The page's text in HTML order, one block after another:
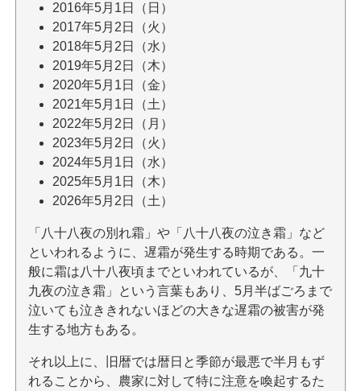
2016年5月1日（日）
2017年5月2日（火）
2018年5月2日（水）
2019年5月2日（木）
2020年5月1日（金）
2021年5月1日（土）
2022年5月2日（月）
2023年5月2日（火）
2024年5月1日（水）
2025年5月1日（木）
2026年5月2日（土）
「八十八夜の別れ霜」や「八十八夜の泣き霜」など
といわれるように、遅霜が発生する時期である。一
般に霜は八十八夜頃までといわれているが、「九十
九夜の泣き霜」という言葉もあり、5月半ばごろまで
泣いても泣ききれないほどの大きな遅霜の被害が発
生する地方もある。
それ以上に、旧暦では暦日と季節が最悪で半月もず
れることから、農家に対して特に注意を喚起するた